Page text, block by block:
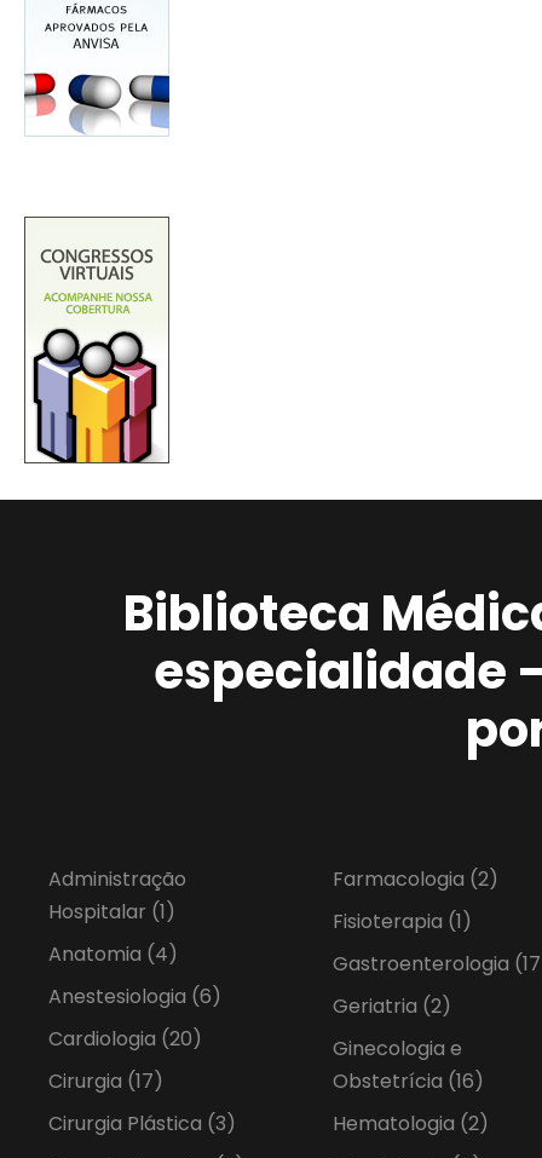
Biblioteca
especialidade
Administração
Hospitalar (1)
Anatomia (4)
Anestesiologia (6)
Cardiologia (20)
Cirurgia (17)
Cirurgia Plástica (3)
Farmacologia (2)
Fisioterapia (1)
Gastroenterologia
Geriatria (2)
Ginecologia e
Obstetrícia (16)
Hematologia (2)